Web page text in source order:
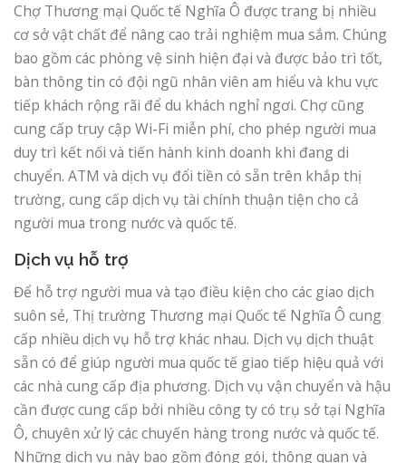
Chợ Thương mại Quốc tế Nghĩa Ô được trang bị nhiều
cơ sở vật chất để nâng cao trải nghiệm mua sắm. Chúng
bao gồm các phòng vệ sinh hiện đại và được bảo trì tốt,
bàn thông tin có đội ngũ nhân viên am hiểu và khu vực
tiếp khách rộng rãi để du khách nghỉ ngơi. Chợ cũng
cung cấp truy cập Wi-Fi miễn phí, cho phép người mua
duy trì kết nối và tiến hành kinh doanh khi đang di
chuyển. ATM và dịch vụ đổi tiền có sẵn trên khắp thị
trường, cung cấp dịch vụ tài chính thuận tiện cho cả
người mua trong nước và quốc tế.
Dịch vụ hỗ trợ
Để hỗ trợ người mua và tạo điều kiện cho các giao dịch
suôn sẻ, Thị trường Thương mại Quốc tế Nghĩa Ô cung
cấp nhiều dịch vụ hỗ trợ khác nhau. Dịch vụ dịch thuật
sẵn có để giúp người mua quốc tế giao tiếp hiệu quả với
các nhà cung cấp địa phương. Dịch vụ vận chuyển và hậu
cần được cung cấp bởi nhiều công ty có trụ sở tại Nghĩa
Ô, chuyên xử lý các chuyến hàng trong nước và quốc tế.
Những dịch vụ này bao gồm đóng gói, thông quan và